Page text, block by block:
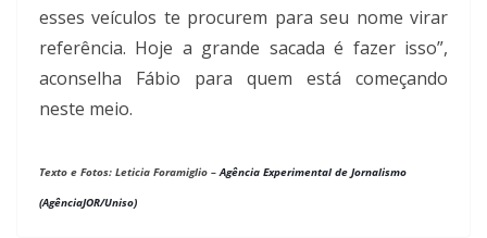
esses veículos te procurem para seu nome virar
referência. Hoje a grande sacada é fazer isso”,
aconselha Fábio para quem está começando
neste meio.
Texto e Fotos: Leticia Foramiglio – Agência Experimental de Jornalismo
(AgênciaJOR/Uniso)